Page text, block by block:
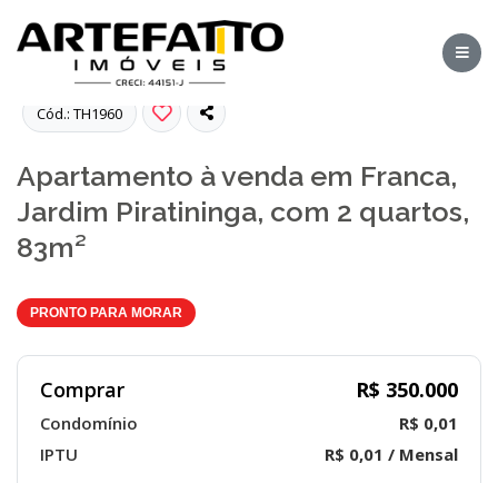
Cód.: TH1960
Apartamento à venda em Franca,
Jardim Piratininga, com 2 quartos,
83m²
PRONTO PARA MORAR
Comprar R$ 350.000
Condomínio
R$ 0,01
IPTU
R$ 0,01 / Mensal